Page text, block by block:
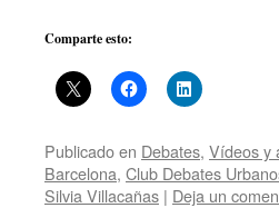
Comparte esto:
Publicado en Debates, Vídeos y
Barcelona, Club Debates
Silvia Villacañas | Deja un